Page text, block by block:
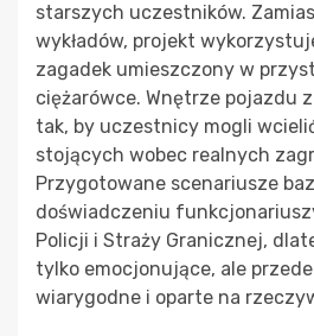
starszych uczestników.
wykładów, projekt
zagadek umieszczony w
ciężarówce. Wnętrze pojazdu
tak, by uczestnicy mogli
stojących wobec realnych
Przygotowane scenariusze
doświadczeniu
Policji i Straży Granicznej,
tylko emocjonujące, ale
wiarygodne i oparte na